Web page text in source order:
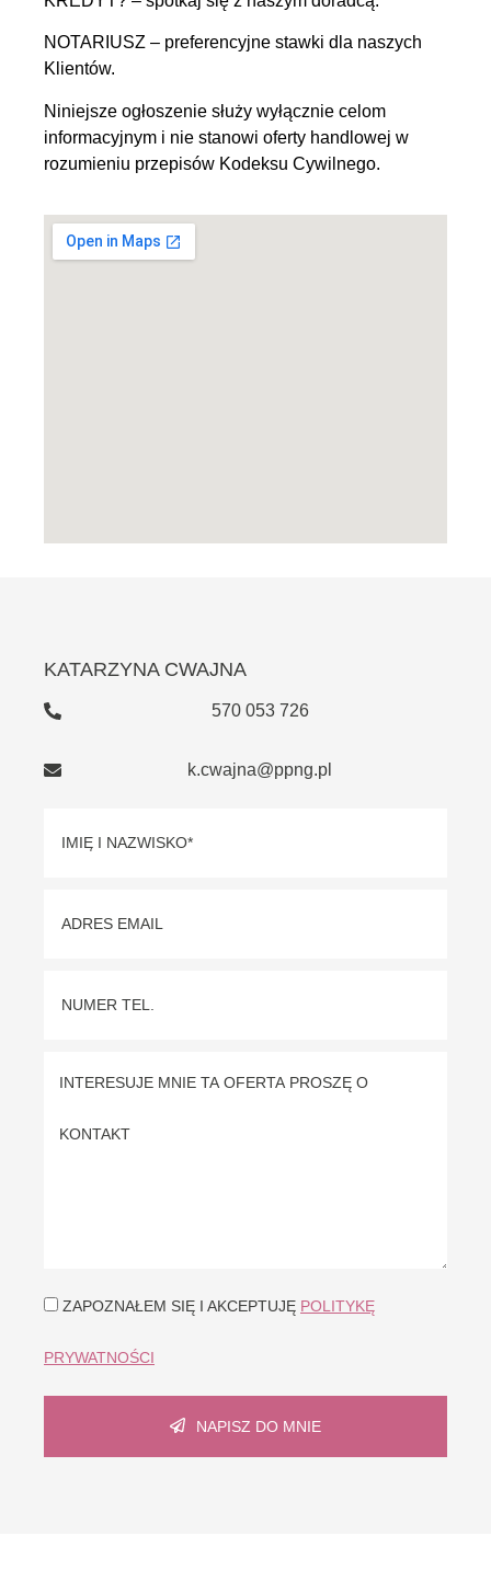
NOTARIUSZ – preferencyjne stawki dla naszych
Klientów.
Niniejsze ogłoszenie służy wyłącznie celom
informacyjnym i nie stanowi oferty handlowej w
rozumieniu przepisów Kodeksu Cywilnego.
KATARZYNA CWAJNA
570 053 726
k.cwajna@ppng.pl
ZAPOZNAŁEM SIĘ I AKCEPTUJĘ POLITYKĘ
PRYWATNOŚCI
NAPISZ DO MNIE